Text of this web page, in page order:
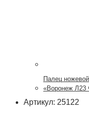
Палец
«Воронеж Л23
Артикул: 25122